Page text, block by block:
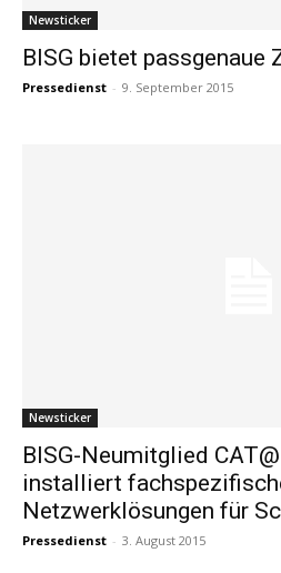
Newsticker
BISG bietet passgenaue
Pressedienst - 9. September 2015
Newsticker
BISG-Neumitglied
installiert
Netzwerklösungen für
Pressedienst - 3. August 2015